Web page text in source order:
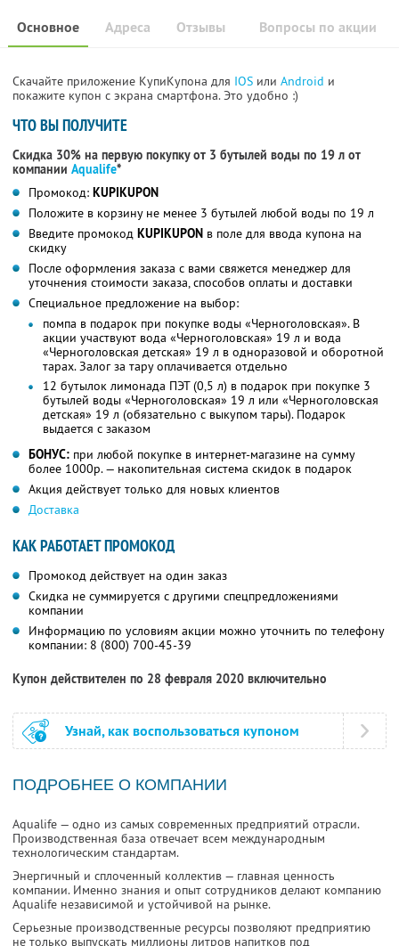
Основное Отзывы Вопросы по акции
Адреса
Скачайте приложение КупиКупона для IOS или Android и
покажите купон с экрана смартфона. Это удобно :)
ЧТО ВЫ ПОЛУЧИТЕ
Скидка 30% на первую покупку от 3 бутылей воды по 19 л от
компании Aqualife*
Промокод: KUPIKUPON
Положите в корзину не менее 3 бутылей любой воды по 19 л
Введите промокод KUPIKUPON в поле для ввода купона на
скидку
После оформления заказа с вами свяжется менеджер для
уточнения стоимости заказа, способов оплаты и доставки
Специальное предложение на выбор:
помпа в подарок при покупке воды «Черноголовская». В
акции участвуют вода «Черноголовская» 19 л и вода
«Черноголовская детская» 19 л в одноразовой и оборотной
тарах. Залог за тару оплачивается отдельно
12 бутылок лимонада ПЭТ (0,5 л) в подарок при покупке 3
бутылей воды «Черноголовская» 19 л или «Черноголовская
детская» 19 л (обязательно с выкупом тары). Подарок
выдается с заказом
БОНУС: при любой покупке в интернет-магазине на сумму
более 1000р. — накопительная система скидок в подарок
Акция действует только для новых клиентов
Доставка
КАК РАБОТАЕТ ПРОМОКОД
Промокод действует на один заказ
Скидка не суммируется с другими спецпредложениями
компании
Информацию по условиям акции можно уточнить по телефону
компании: 8 (800) 700-45-39
Купон действителен по 28 февраля 2020 включительно
Узнай, как воспользоваться купоном
ПОДРОБНЕЕ О КОМПАНИИ
Aqualife — одно из самых современных предприятий отрасли.
Производственная база отвечает всем международным
технологическим стандартам.
Энергичный и сплоченный коллектив — главная ценность
компании. Именно знания и опыт сотрудников делают компанию
Aqualife независимой и устойчивой на рынке.
Серьезные производственные ресурсы позволяют предприятию
не только выпускать миллионы литров напитков под